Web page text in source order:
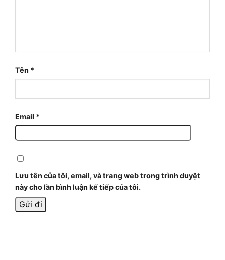
Tên *
Email *
Lưu tên của tôi, email, và trang web trong trình duyệt
này cho lần bình luận kế tiếp của tôi.